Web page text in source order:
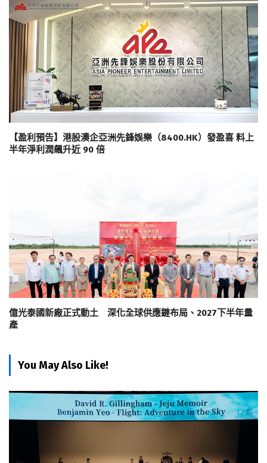
【盈利預告】港股澳企亞洲先鋒娛樂（8400.HK）發盈喜 料上
半年淨利潤飆升近 90 倍
億光泰國新廠正式動土 深化全球供應鏈布局、2027下半年量
產
You May Also Like!